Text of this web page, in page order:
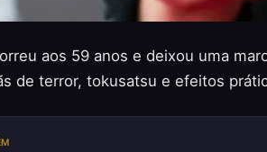
aos 59 anos e deixou uma
de terror, tokusatsu e efeitos